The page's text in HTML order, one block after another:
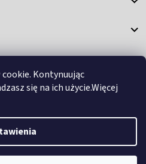
Kontynuując
się na ich użycie.Więcej
plików cookie